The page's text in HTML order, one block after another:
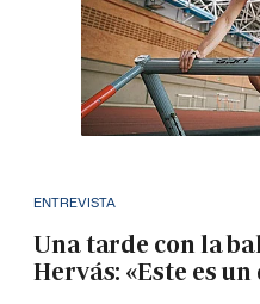
ENTREVISTA
Una tarde con la
Hervás: «Este es